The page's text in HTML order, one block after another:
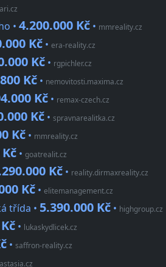
• 4.200.000 Kč • mmreality.cz
Kč • era-reality.cz
Kč • rgpichler.cz
Kč • nemovitosti.maxima.cz
Kč • remax-czech.cz
Kč • spravnarealitka.cz
Kč • mmreality.cz
• goatrealit.cz
Kč • reality.dirmaxreality.cz
Kč • elitemanagement.cz
třída • 5.390.000 Kč • highgroup.cz
• lukaskydlicek.cz
• saffron-reality.cz